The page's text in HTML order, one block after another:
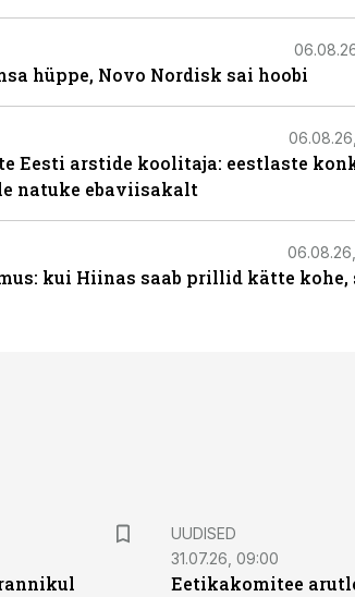
hüppe, Novo Nordisk sai hoobi
Eesti arstide koolitaja: eestlaste
natuke ebaviisakalt
kui Hiinas saab prillid kätte
UUDISED
31.07.26, 09:00
Eetikakomitee